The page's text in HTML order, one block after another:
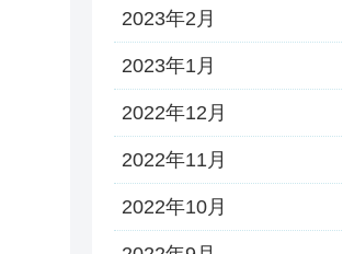
2023年2月
2023年1月
2022年12月
2022年11月
2022年10月